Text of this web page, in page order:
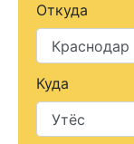
Откуда
Куда